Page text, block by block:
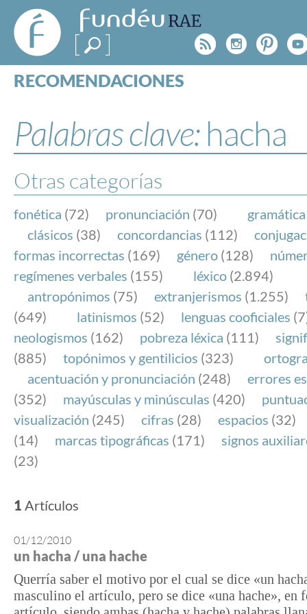
FundéuRAE
- Fundación
del Español
Urgente
Rss
RECOMENDACIONES
ESPECIALES
BLOG
NOTICIAS
SOBRE LA FUNDÉURAE
FundéuRAE es una fundación patrocinada por la
y la Real Academia Española, cuyo objetivo es
el buen uso del español en los medios de
Internet.
Palabras clave: hacha
Otras categorías
fonética (72) pronunciación (70) gramática
clásicos (38) concordancias (112)
formas incorrectas (169) género (128)
regímenes verbales (155) léxico (2.894)
antropónimos (75) extranjerismos (1.255)
(649)
latinismos (52) lenguas cooficiales
neologismos (162) pobreza léxica (111)
(885)
topónimos y gentilicios (323)
acentuación y pronunciación (248)
errores
(352)
mayúsculas y minúsculas (420)
visualización (245) cifras (28) espacios (32)
(14)
marcas tipográficas (171)
signos
(23)
1 Artículos
01/12/2010
un hacha / una hache
Querría saber el motivo por el cual se dice «un
masculino el artículo, pero se dice «una hache», en